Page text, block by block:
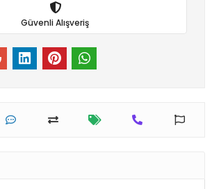
Güvenli Alışveriş